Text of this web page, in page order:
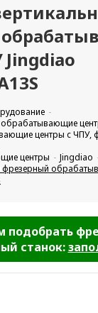
обрабатывающие
центры с ЧПУ,
центры
Jingdiao
фрезерный
подобрать
станок: